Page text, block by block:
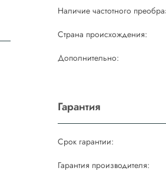
Наличие частотного
Страна происхождения:
Дополнительно:
Гарантия
Срок гарантии:
Гарантия производителя: